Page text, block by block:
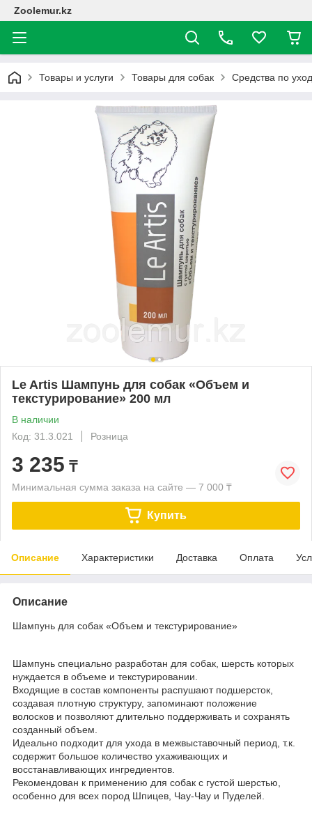
Zoolemur.kz
Товары и услуги Товары для собак Средства по
Le Artis Шампунь для собак «Объем и
текстурирование» 200 мл
В наличии
Код: 31.3.021
Розница
3 235 ₸
Минимальная сумма заказа на сайте — 7 000 ₸
Купить
Описание Характеристики Доставка Оплата
Описание
Шампунь для собак «Объем и текстурирование»
Шампунь специально разработан для собак, шерсть которых
нуждается в объеме и текстурировании.
Входящие в состав компоненты распушают подшерсток,
создавая плотную структуру, запоминают положение
волосков и позволяют длительно поддерживать и сохранять
созданный объем.
Идеально подходит для ухода в межвыставочный период, т.к.
содержит большое количество ухаживающих и
восстанавливающих ингредиентов.
Рекомендован к применению для собак с густой шерстью,
особенно для всех пород Шпицев, Чау-Чау и Пуделей.